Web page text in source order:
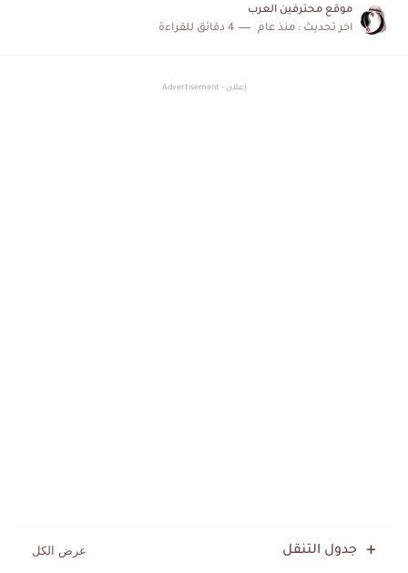
موقع محترفين العرب
اخر تحديث : منذ عام 4 دقائق للقراءة
إعلان - Advertisement
جدول التنقل